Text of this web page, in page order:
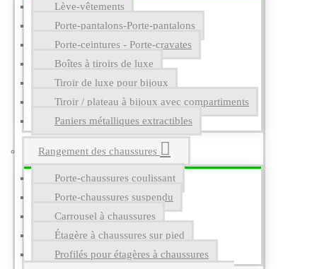
Lève-vêtements
Porte-pantalons-Porte-pantalons
Porte-ceintures - Porte-cravates
Boîtes à tiroirs de luxe
Tiroir de luxe pour bijoux
Tiroir / plateau à bijoux avec compartiments
Paniers métalliques extractibles
Rangement des chaussures
Porte-chaussures coulissant
Porte-chaussures suspendu
Carrousel à chaussures
Étagère à chaussures sur pied
Profilés pour étagères à chaussures